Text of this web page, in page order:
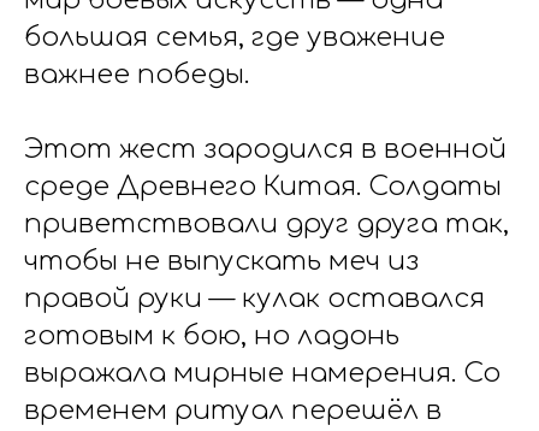
большая семья, где уважение
важнее победы.
Этот жест зародился в военной
среде Древнего Китая. Солдаты
приветствовали друг друга так,
чтобы не выпускать меч из
правой руки — кулак оставался
готовым к бою, но ладонь
выражала мирные намерения. Со
временем ритуал перешёл в